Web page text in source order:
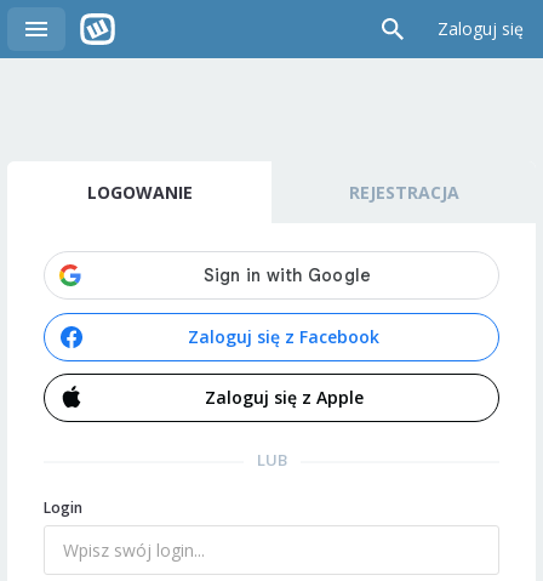
Zaloguj się
LOGOWANIE REJESTRACJA
Zaloguj się z Facebook
Zaloguj się z Apple
LUB
Login